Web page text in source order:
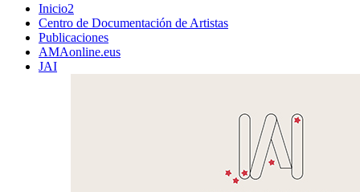
Inicio2
Centro de Documentación de Artistas
Publicaciones
AMAonline.eus
JAI